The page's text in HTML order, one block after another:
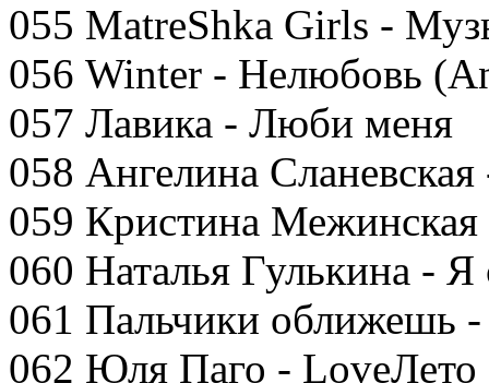
055 MatreShka Girls -
056 Winter - Нелюбовь
057 Лавика - Люби меня
058 Ангелина
059 Кристина Межинская
060 Наталья Гулькина - Я
061 Пальчики оближешь
062 Юля Паго - LoveЛето